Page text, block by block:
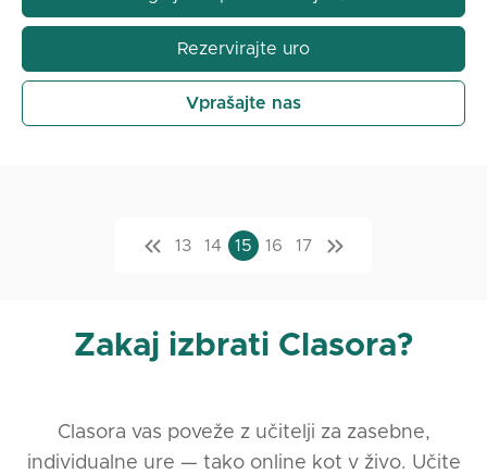
Rezervirajte uro
Vprašajte nas
13 14 15 16 17
Zakaj izbrati Clasora?
Clasora vas poveže z učitelji za zasebne,
individualne ure — tako online kot v živo. Učite